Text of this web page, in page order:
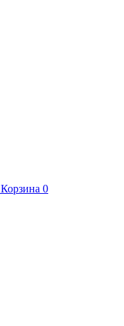
Корзина 0